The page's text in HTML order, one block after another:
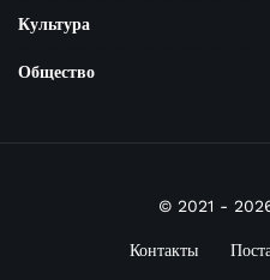
Культура
Общество
© 2021 -
Контакты